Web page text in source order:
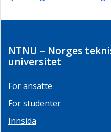
spørsmål
PPU
lektor
NTNU – Norges
universitet
For ansatte
For studenter
Innsida